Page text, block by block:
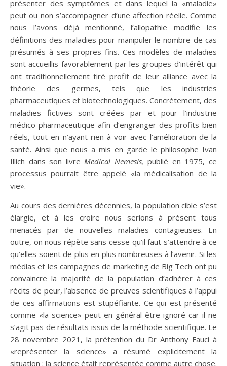
présenter des symptômes et dans lequel la «maladie»
peut ou non s’accompagner d’une affection réelle. Comme
nous l’avons déjà mentionné, l’allopathie modifie les
définitions des maladies pour manipuler le nombre de cas
présumés à ses propres fins. Ces modèles de maladies
sont accueillis favorablement par les groupes d’intérêt qui
ont traditionnellement tiré profit de leur alliance avec la
théorie des germes, tels que les industries
pharmaceutiques et biotechnologiques. Concrètement, des
maladies fictives sont créées par et pour l’industrie
médico-pharmaceutique afin d’engranger des profits bien
réels, tout en n’ayant rien à voir avec l’amélioration de la
santé. Ainsi que nous a mis en garde le philosophe Ivan
Illich dans son livre Medical Nemesis, publié en 1975, ce
processus pourrait être appelé «la médicalisation de la
vie».
Au cours des dernières décennies, la population cible s’est
élargie, et à les croire nous serions à présent tous
menacés par de nouvelles maladies contagieuses. En
outre, on nous répète sans cesse qu’il faut s’attendre à ce
qu’elles soient de plus en plus nombreuses à l’avenir. Si les
médias et les campagnes de marketing de Big Tech ont pu
convaincre la majorité de la population d’adhérer à ces
récits de peur, l’absence de preuves scientifiques à l’appui
de ces affirmations est stupéfiante. Ce qui est présenté
comme «la science» peut en général être ignoré car il ne
s’agit pas de résultats issus de la méthode scientifique. Le
28 novembre 2021, la prétention du Dr Anthony Fauci à
«représenter la science» a résumé explicitement la
situation : la science était représentée comme autre chose.